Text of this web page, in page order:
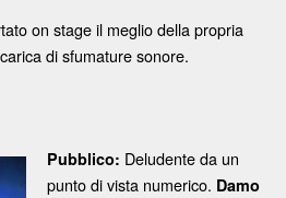
on stage il meglio della propria
di sfumature sonore.
Pubblico: Deludente da un
punto di vista numerico. Damo